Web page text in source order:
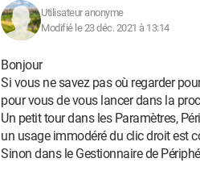
Utilisateur anonyme
Modifié le 23 déc. 2021 à 13:14
Bonjour
Si vous ne savez pas où regarder
pour vous de vous lancer dans la
Un petit tour dans les Paramètres,
un usage immodéré du clic droit est
Sinon dans le Gestionnaire de